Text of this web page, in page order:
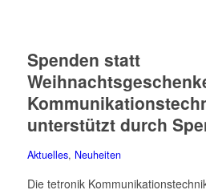
Spenden statt
unterstützt durch
Aktuelles, Neuheiten
Die tetronik